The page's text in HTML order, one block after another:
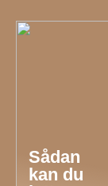
Sådan
kan du